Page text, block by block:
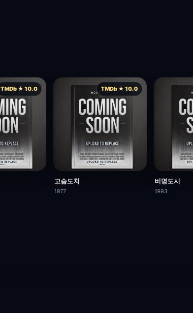
TMDb ★ 10.0 TMDb ★ 10.0
고슴도치
1977
비명도시
1993